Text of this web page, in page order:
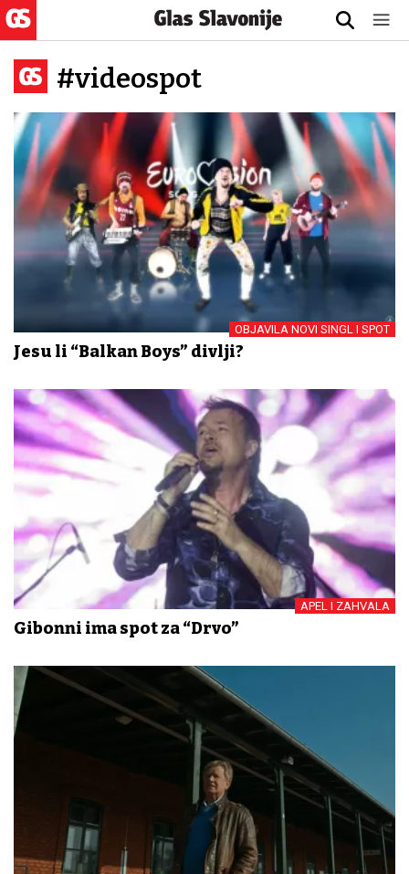
#videospot
OBJAVILA NOVI SINGL I SPOT
Jesu li “Balkan Boys” divlji?
APEL I ZAHVALA
Gibonni ima spot za “Drvo”